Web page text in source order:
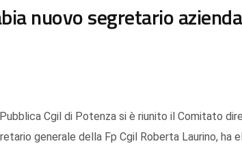
nuovo segretario
Cgil di Potenza si è riunito il Comitato
generale della Fp Cgil Roberta Laurino, ha